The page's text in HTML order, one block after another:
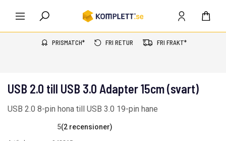
PRISMATCH* FRI RETUR FRI FRAKT*
USB 2.0 till USB 3.0 Adapter 15cm (svart)
USB 2.0 8-pin hona till USB 3.0 19-pin hane
5(2 recensioner)